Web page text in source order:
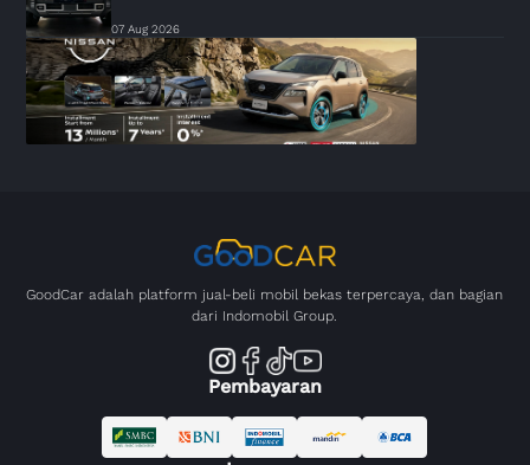
07 Aug 2026
GoodCar adalah platform jual-beli mobil bekas terpercaya, dan bagian
dari Indomobil Group.
Pembayaran